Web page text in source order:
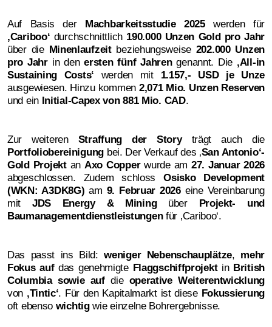
Auf Basis der Machbarkeitsstudie 2025werden für
‚Cariboo‘ durchschnittlich 190.000 Unzen Gold pro Jahr
über die Minenlaufzeitbeziehungsweise 202.000 Unzen
pro Jahrin denersten fünf Jahrengenannt. Die ‚All-in
Sustaining Costs‘ werden mit 1.157,- USD je Unze
ausgewiesen. Hinzu kommen 2,071 Mio. Unzen Reserven
und ein Initial-Capex von 881 Mio. CAD.
Zur weiteren Straffung der Storyträgt auch die
Portfoliobereinigung bei. Der Verkauf des ‚San Antonio‘-
Gold Projektan Axo Copperwurde am 27. Januar 2026
abgeschlossen. Zudem schlossOsisko Development
(WKN: A3DK8G) am 9. Februar 2026eine Vereinbarung
mit JDS Energy & Miningüber Projekt- und
Baumanagementdienstleistungenfür ‚Cariboo‘.
Das passt ins Bild:weniger Nebenschauplätze, mehr
Fokus aufdas genehmigte Flaggschiffprojektin British
Columbia sowie aufdie operative Weiterentwicklung
von ‚Tintic‘. Für den Kapitalmarkt ist diese Fokussierung
oft ebenso wichtigwie einzelne Bohrergebnisse.